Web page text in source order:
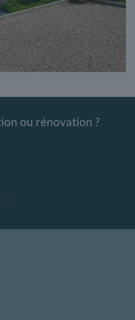
ou rénovation ?